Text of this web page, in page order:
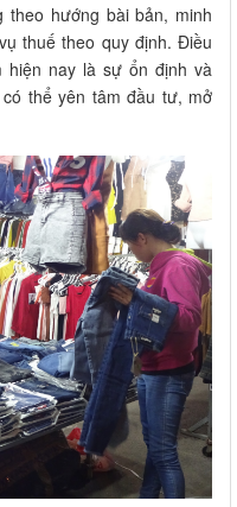
theo hướng bài bản, minh
thuế theo quy định. Điều
hiện nay là sự ổn định và
thể yên tâm đầu tư, mở